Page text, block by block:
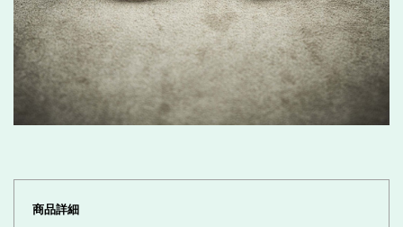
商品詳細